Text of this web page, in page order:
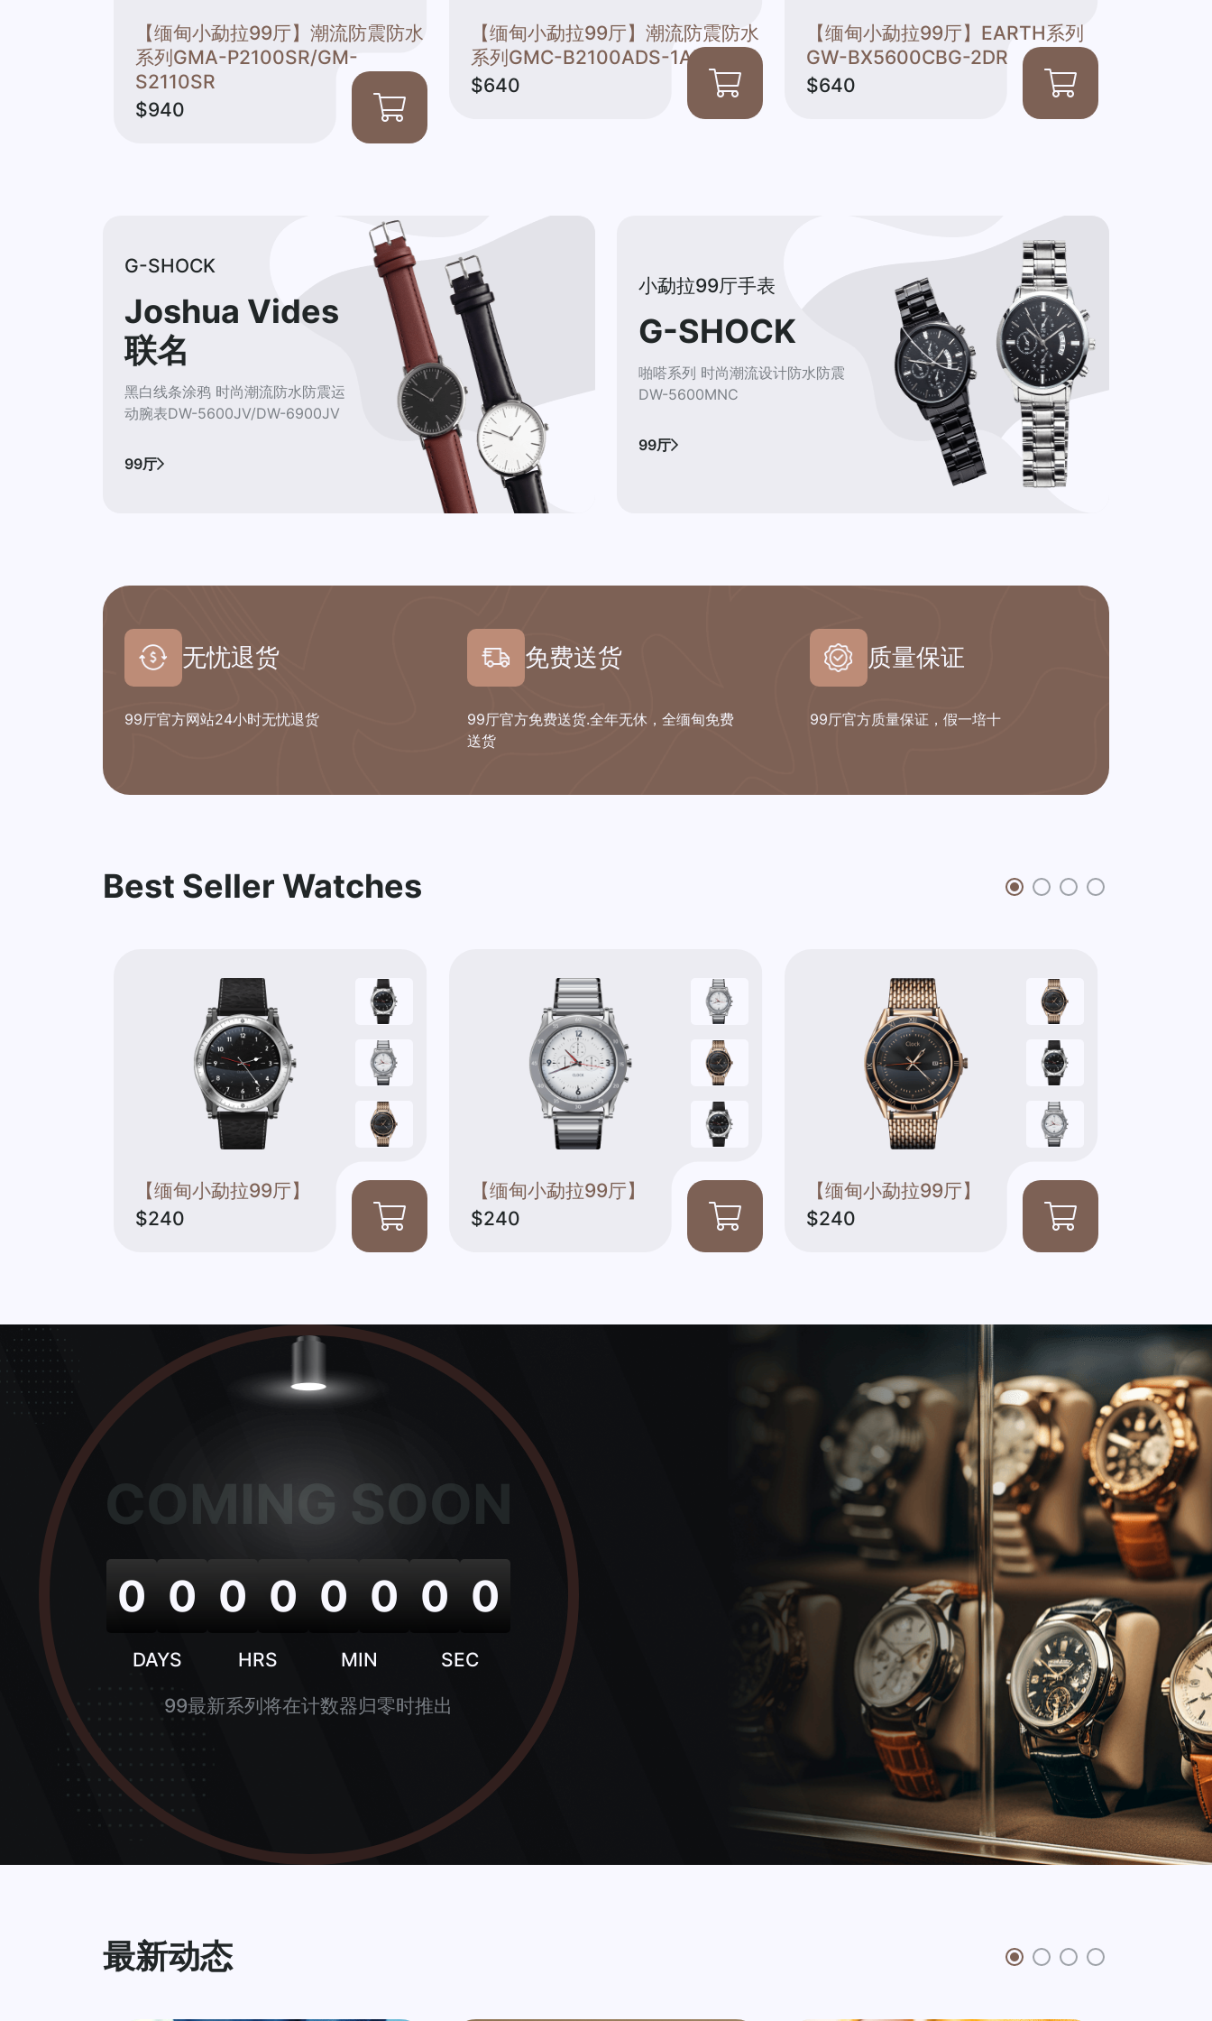
【缅甸小勐拉99厅】潮流防震防水
系列GMA-P2100SR/GM-
S2110SR
$940
【缅甸小勐拉99厅】潮流防震防水
系列GMC-B2100ADS-1APRN
$640
【缅甸小勐拉99厅】EARTH系列
GW-BX5600CBG-2DR
$640
G-SHOCK
Joshua Vides
联名
黑白线条涂鸦 时尚潮流防水防震运
动腕表DW-5600JV/DW-6900JV
99厅
小勐拉99厅手表
G-SHOCK
啪嗒系列 时尚潮流设计防水防震
DW-5600MNC
99厅
无忧退货
99厅官方网站24小时无忧退货
免费送货
99厅官方免费送货.全年无休，全缅甸免费
送货
质量保证
99厅官方质量保证，假一培十
Best Seller Watches
【缅甸小勐拉99厅】
$240
【缅甸小勐拉99厅】
$240
【缅甸小勐拉99厅】
$240
COMING SOON
0 0
DAYS
0 0
HRS
0 0
MIN
0 0
SEC
99最新系列将在计数器归零时推出
最新动态